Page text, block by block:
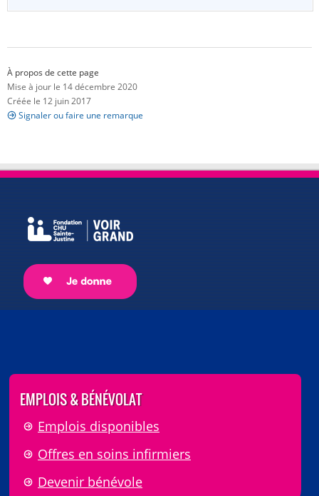
À propos de cette page
Mise à jour le 14 décembre 2020
Créée le 12 juin 2017
Signaler ou faire une remarque
EMPLOIS & BÉNÉVOLAT
Emplois disponibles
Offres en soins infirmiers
Devenir bénévole